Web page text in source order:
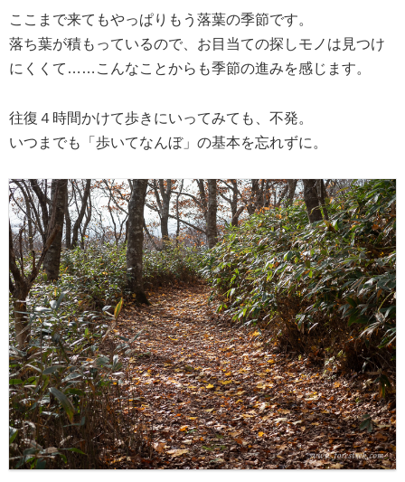
ここまで来てもやっぱりもう落葉の季節です。
落ち葉が積もっているので、お目当ての探しモノは見つけ
にくくて……こんなことからも季節の進みを感じます。
往復４時間かけて歩きにいってみても、不発。
いつまでも「歩いてなんぼ」の基本を忘れずに。